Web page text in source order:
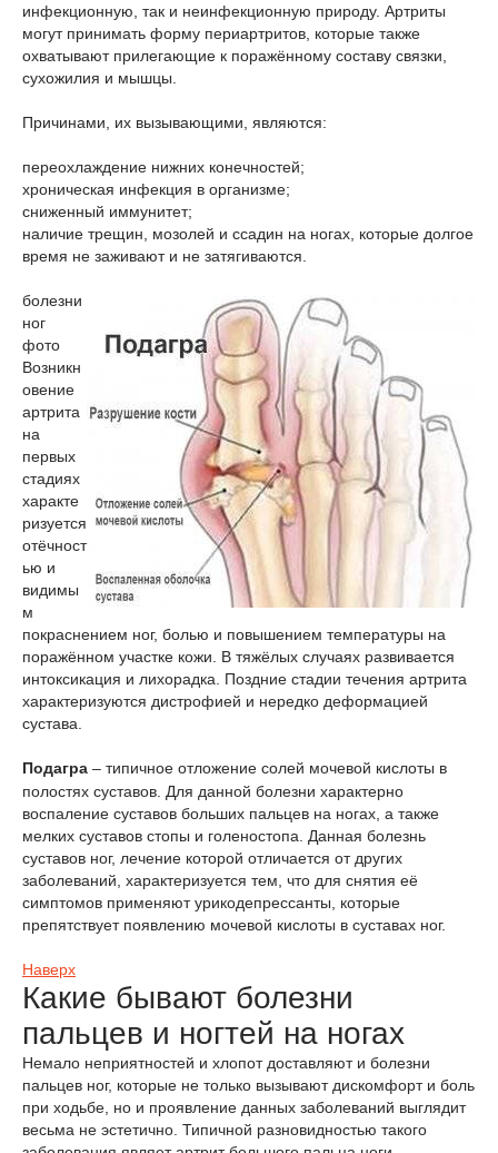
инфекционную, так и неинфекционную природу. Артриты
могут принимать форму периартритов, которые также
охватывают прилегающие к поражённому составу связки,
сухожилия и мышцы.
Причинами, их вызывающими, являются:
переохлаждение нижних конечностей;
хроническая инфекция в организме;
сниженный иммунитет;
наличие трещин, мозолей и ссадин на ногах, которые долгое
время не заживают и не затягиваются.
болезни
ног
фото
Возникн
овение
артрита
на
первых
стадиях
характе
ризуется
отёчност
ью и
видимы
м
покраснением ног, болью и повышением температуры на
поражённом участке кожи. В тяжёлых случаях развивается
интоксикация и лихорадка. Поздние стадии течения артрита
характеризуются дистрофией и нередко деформацией
сустава.
Подагра – типичное отложение солей мочевой кислоты в
полостях суставов. Для данной болезни характерно
воспаление суставов больших пальцев на ногах, а также
мелких суставов стопы и голеностопа. Данная болезнь
суставов ног, лечение которой отличается от других
заболеваний, характеризуется тем, что для снятия её
симптомов применяют урикодепрессанты, которые
препятствует появлению мочевой кислоты в суставах ног.
Наверх
Какие бывают болезни
пальцев и ногтей на ногах
Немало неприятностей и хлопот доставляют и болезни
пальцев ног, которые не только вызывают дискомфорт и боль
при ходьбе, но и проявление данных заболеваний выглядит
весьма не эстетично. Типичной разновидностью такого